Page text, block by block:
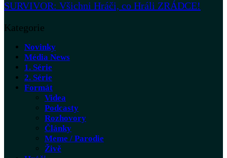
SURVIVOR: Všichni Hráči, co Hráli ZRÁDCE!
Kategorie
Novinky
Média News
1. Série
2. Série
Formát
Videa
Podcasty
Rozhovory
Články
Meme / Parodie
Živě